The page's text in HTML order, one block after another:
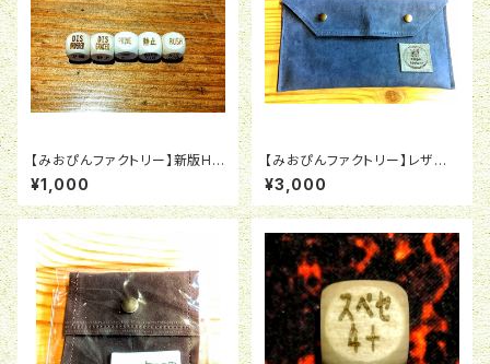
【みおぴんファクトリー】新版HH
対応ステータスダイスマーカー
¥1,000
【みおぴんファクトリー】レザー
製ケース大（ブランドロゴ付）
¥3,000